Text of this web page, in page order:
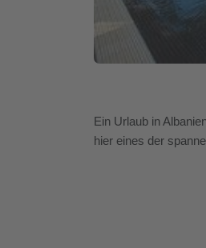
Ein Urlaub in
hier eines der